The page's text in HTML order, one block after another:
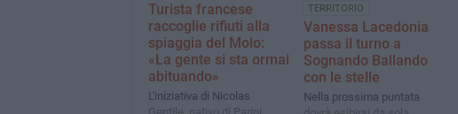
Turista francese
raccoglie rifiuti alla
spiaggia del Molo:
«La gente si sta ormai
abituando»
L'iniziativa di Nicolas
TERRITORIO
Vanessa Lacedonia
passa il turno a
Sognando Ballando
con le stelle
Nella prossima puntata